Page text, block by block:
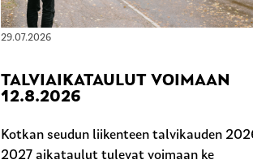
29.07.2026
TALVIAIKATAULUT VOIMAAN
12.8.2026
Kotkan seudun liikenteen talvikauden
2027 aikataulut tulevat voimaan ke